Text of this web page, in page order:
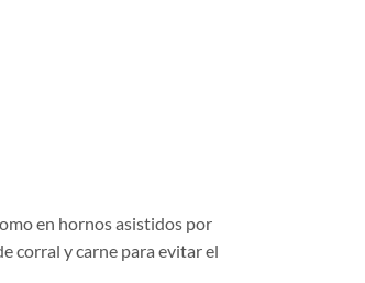
en hornos asistidos por
corral y carne para evitar el